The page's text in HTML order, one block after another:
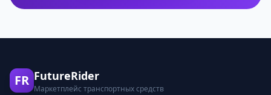
FR FutureRider
Маркетплейс транспортных средств